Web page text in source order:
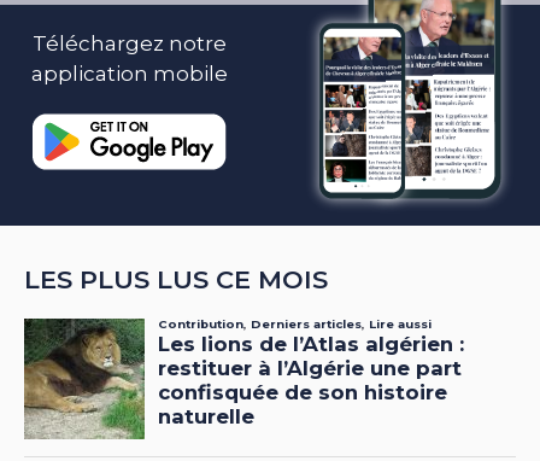
Téléchargez notre
application mobile
LES PLUS LUS CE MOIS